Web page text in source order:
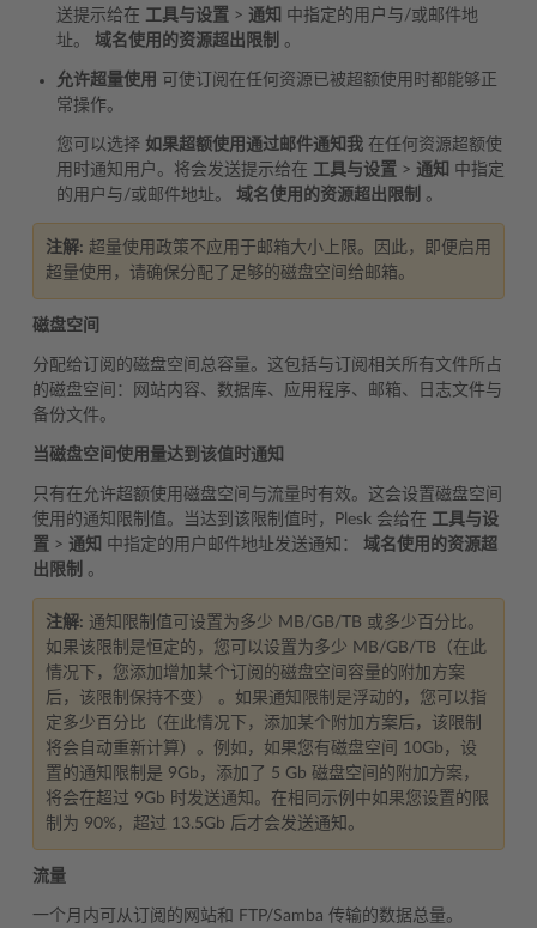
送提示给在 工具与设置 > 通知 中指定的用户与/或邮件地
址。 域名使用的资源超出限制 。
允许超量使用 可使订阅在任何资源已被超额使用时都能够正
常操作。
您可以选择 如果超额使用通过邮件通知我 在任何资源超额使
用时通知用户。将会发送提示给在 工具与设置 > 通知 中指定
的用户与/或邮件地址。 域名使用的资源超出限制 。
注解: 超量使用政策不应用于邮箱大小上限。因此，即便启用
超量使用，请确保分配了足够的磁盘空间给邮箱。
磁盘空间
分配给订阅的磁盘空间总容量。这包括与订阅相关所有文件所占
的磁盘空间：网站内容、数据库、应用程序、邮箱、日志文件与
备份文件。
当磁盘空间使用量达到该值时通知
只有在允许超额使用磁盘空间与流量时有效。这会设置磁盘空间
使用的通知限制值。当达到该限制值时，Plesk 会给在 工具与设
置 > 通知 中指定的用户邮件地址发送通知： 域名使用的资源超
出限制 。
注解: 通知限制值可设置为多少 MB/GB/TB 或多少百分比。
如果该限制是恒定的，您可以设置为多少 MB/GB/TB（在此
情况下，您添加增加某个订阅的磁盘空间容量的附加方案
后，该限制保持不变） 。如果通知限制是浮动的，您可以指
定多少百分比（在此情况下，添加某个附加方案后，该限制
将会自动重新计算）。例如，如果您有磁盘空间 10Gb，设
置的通知限制是 9Gb，添加了 5 Gb 磁盘空间的附加方案，
将会在超过 9Gb 时发送通知。在相同示例中如果您设置的限
制为 90%，超过 13.5Gb 后才会发送通知。
流量
一个月内可从订阅的网站和 FTP/Samba 传输的数据总量。